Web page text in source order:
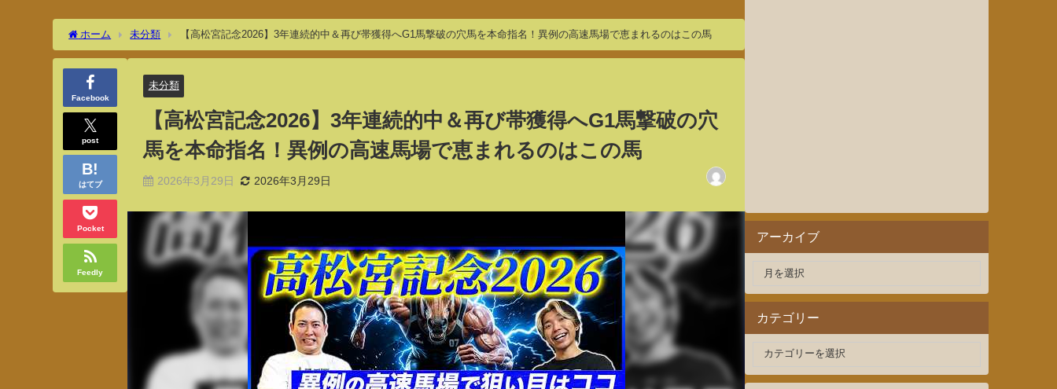
ホーム 未分類 【高松宮記念2026】3年連続的中＆再び帯獲得へG1馬撃破の穴馬を本命指名！異例の高速馬場で恵まれるのはこの馬
Facebook
post
はてブ
Pocket
Feedly
未分類
【高松宮記念2026】3年連続的中＆再び帯獲得へG1馬撃破の穴
馬を本命指名！異例の高速馬場で恵まれるのはこの馬
2026年3月29日 2026年3月29日
アーカイブ
カテゴリー